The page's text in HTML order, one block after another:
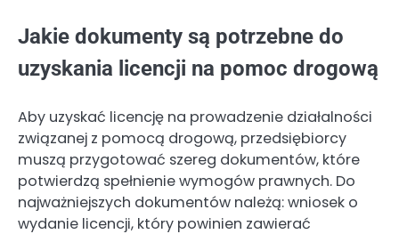
Jakie dokumenty są potrzebne do
uzyskania licencji na pomoc drogową
Aby uzyskać licencję na prowadzenie działalności
związanej z pomocą drogową, przedsiębiorcy
muszą przygotować szereg dokumentów, które
potwierdzą spełnienie wymogów prawnych. Do
najważniejszych dokumentów należą: wniosek o
wydanie licencji, który powinien zawierać